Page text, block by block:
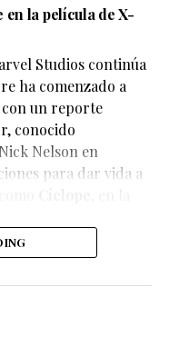
en la película de X-
Studios continúa
ha comenzado a
con un reporte
, conocido
Nelson en
para dar vida a